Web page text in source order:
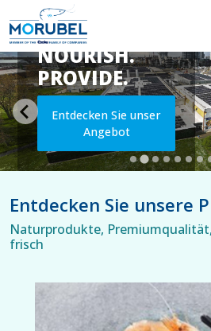
CULTIVATE.
NOURISH.
PROVIDE.
Entdecken Sie unser
Angebot
Entdecken Sie unsere
Naturprodukte,
frisch